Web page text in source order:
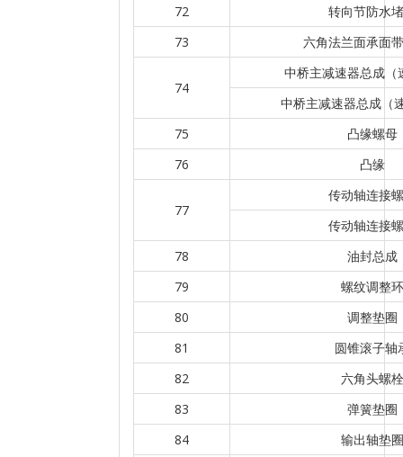
72
转向节防水
73
六角法兰面承面
74
中桥主减速器总成（
中桥主减速器总成（
75
凸缘螺母
76
凸缘
77
传动轴连接
传动轴连接
78
油封总成
79
螺纹调整环
80
调整垫圈
81
圆锥滚子轴
82
六角头螺栓
83
弹簧垫圈
84
输出轴垫圈